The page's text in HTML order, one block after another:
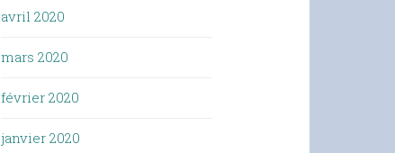
avril 2020
mars 2020
février 2020
janvier 2020